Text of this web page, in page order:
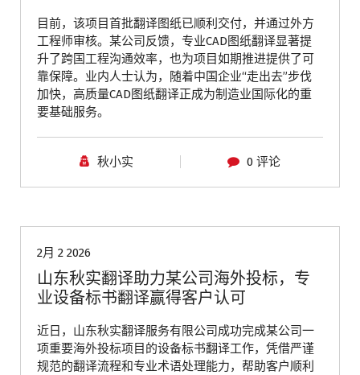
目前，该项目首批翻译图纸已顺利交付，并通过外方
工程师审核。某公司反馈，专业CAD图纸翻译显著提
升了跨国工程沟通效率，也为项目如期推进提供了可
靠保障。业内人士认为，随着中国企业“走出去”步伐
加快，高质量CAD图纸翻译正成为制造业国际化的重
要基础服务。
秋小实 0 评论
2月 2 2026
山东秋实翻译助力某公司海外投标，专
业设备标书翻译赢得客户认可
近日，山东秋实翻译服务有限公司成功完成某公司一
项重要海外投标项目的设备标书翻译工作，凭借严谨
规范的翻译流程和专业术语处理能力，帮助客户顺利